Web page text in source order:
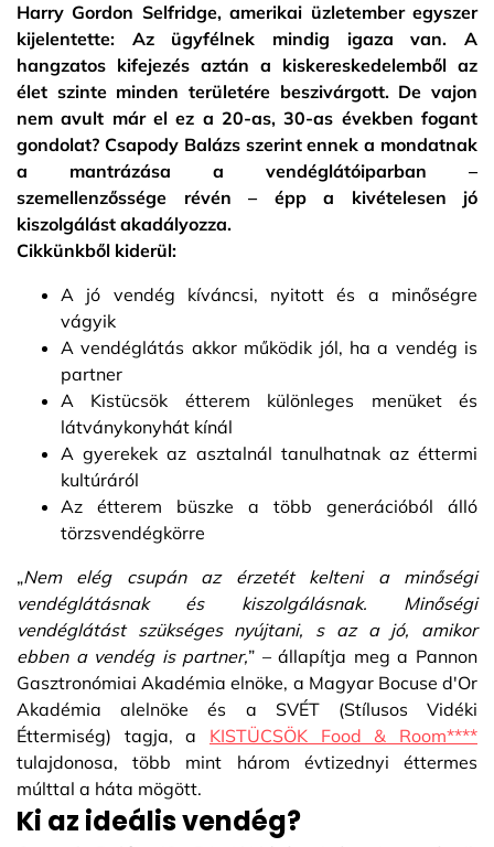
Harry Gordon Selfridge, amerikai üzletember egyszer
kijelentette: Az ügyfélnek mindig igaza van. A
hangzatos kifejezés aztán a kiskereskedelemből az
élet szinte minden területére beszivárgott. De vajon
nem avult már el ez a 20-as, 30-as években fogant
gondolat? Csapody Balázs szerint ennek a mondatnak
a mantrázása a vendéglátóiparban –
szemellenzőssége révén – épp a kivételesen jó
kiszolgálást akadályozza.
Cikkünkből kiderül:
A jó vendég kíváncsi, nyitott és a minőségre
vágyik
A vendéglátás akkor működik jól, ha a vendég is
partner
A Kistücsök étterem különleges menüket és
látványkonyhát kínál
A gyerekek az asztalnál tanulhatnak az éttermi
kultúráról
Az étterem büszke a több generációból álló
törzsvendégkörre
„Nem elég csupán az érzetét kelteni a minőségi
vendéglátásnak és kiszolgálásnak. Minőségi
vendéglátást szükséges nyújtani, s az a jó, amikor
ebben a vendég is partner,” – állapítja meg a Pannon
Gasztronómiai Akadémia elnöke, a Magyar Bocuse d'Or
Akadémia alelnöke és a SVÉT (Stílusos Vidéki
Éttermiség) tagja, a KISTÜCSÖK Food & Room****
tulajdonosa, több mint három évtizednyi éttermes
múlttal a háta mögött.
Ki az ideális vendég?